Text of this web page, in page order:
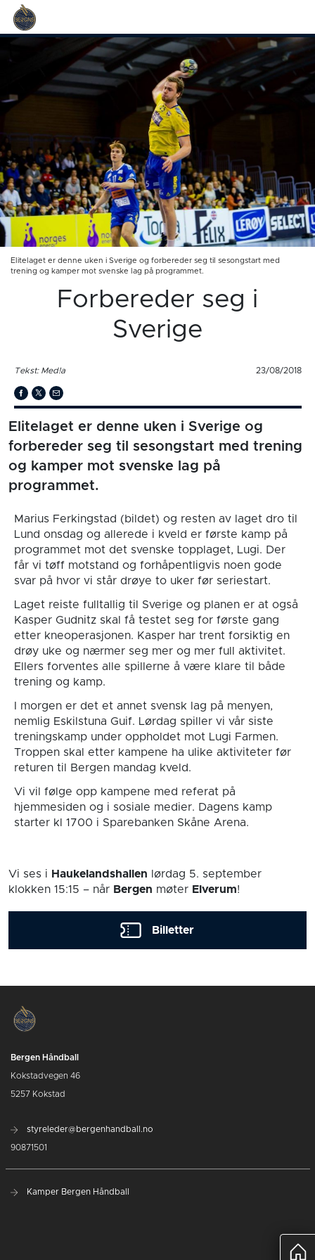
Elitelaget er denne uken i Sverige og forbereder seg til sesongstart med
trening og kamper mot svenske lag på programmet.
Forbereder seg i
Sverige
Tekst: Med!a 23/08/2018
Elitelaget er denne uken i Sverige og
forbereder seg til sesongstart med trening
og kamper mot svenske lag på
programmet.
Marius Ferkingstad (bildet) og resten av laget dro til
Lund onsdag og allerede i kveld er første kamp på
programmet mot det svenske topplaget, Lugi. Der
får vi tøff motstand og forhåpentligvis noen gode
svar på hvor vi står drøye to uker før seriestart.
Laget reiste fulltallig til Sverige og planen er at også
Kasper Gudnitz skal få testet seg for første gang
etter kneoperasjonen. Kasper har trent forsiktig en
drøy uke og nærmer seg mer og mer full aktivitet.
Ellers forventes alle spillerne å være klare til både
trening og kamp.
I morgen er det et annet svensk lag på menyen,
nemlig Eskilstuna Guif. Lørdag spiller vi vår siste
treningskamp under oppholdet mot Lugi Farmen.
Troppen skal etter kampene ha ulike aktiviteter før
returen til Bergen mandag kveld.
Vi vil følge opp kampene med referat på
hjemmesiden og i sosiale medier. Dagens kamp
starter kl 1700 i Sparebanken Skåne Arena.
Vi ses i Haukelandshallen lørdag 5. september
klokken 15:15 – når Bergen møter Elverum!
Billetter
Bergen Håndball
Kokstadvegen 46
5257 Kokstad
styreleder@bergenhandball.no
90871501
Kamper Bergen Håndball